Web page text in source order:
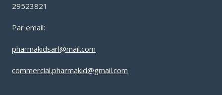
29523821
Par email:
pharmakidsarl@mail.com
commercial.pharmakid@gmail.com